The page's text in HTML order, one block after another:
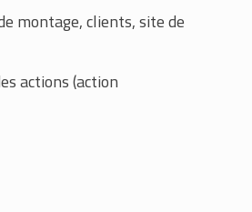
montage, clients, site de
actions (action